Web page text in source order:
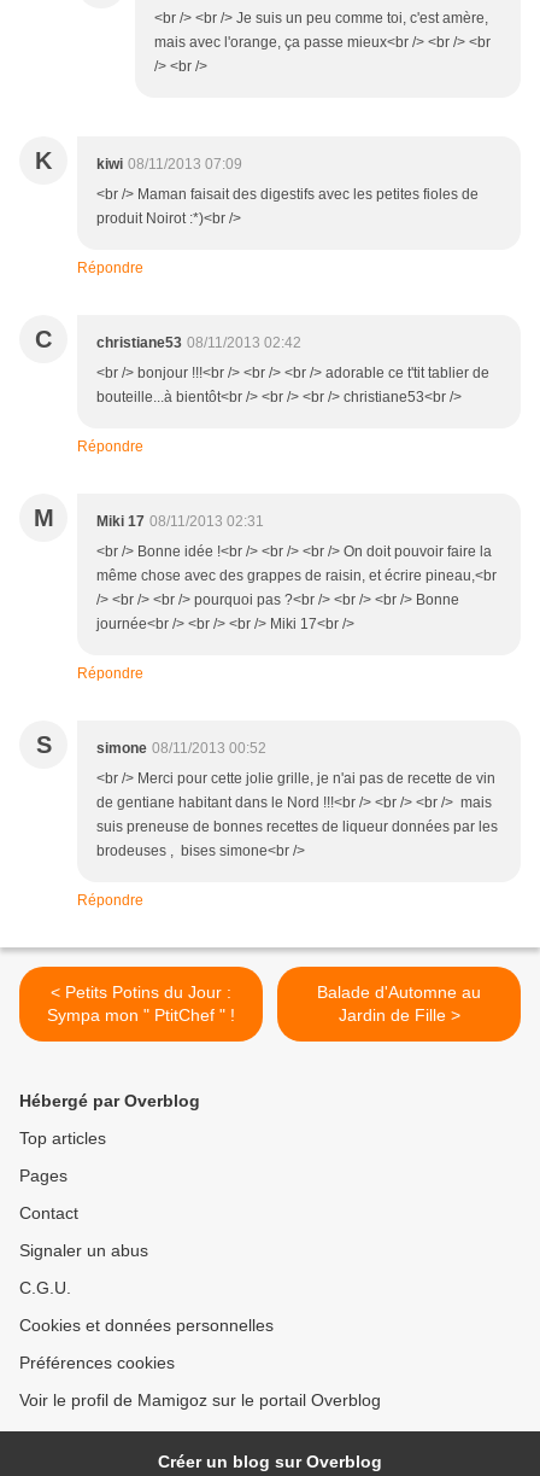
<br /> <br /> Je suis un peu comme toi, c'est amère,
mais avec l'orange, ça passe mieux<br /> <br /> <br
/> <br />
K kiwi 08/11/2013 07:09
<br /> Maman faisait des digestifs avec les petites fioles de
produit Noirot :*)<br />
Répondre
C christiane53 08/11/2013 02:42
<br /> bonjour !!!<br /> <br /> <br /> adorable ce t'tit tablier de
bouteille...à bientôt<br /> <br /> <br /> christiane53<br />
Répondre
M Miki 17 08/11/2013 02:31
<br /> Bonne idée !<br /> <br /> <br /> On doit pouvoir faire la
même chose avec des grappes de raisin, et écrire pineau,<br
/> <br /> <br /> pourquoi pas ?<br /> <br /> <br /> Bonne
journée<br /> <br /> <br /> Miki 17<br />
Répondre
S simone 08/11/2013 00:52
<br /> Merci pour cette jolie grille, je n'ai pas de recette de vin
de gentiane habitant dans le Nord !!!<br /> <br /> <br /> mais
suis preneuse de bonnes recettes de liqueur données par les
brodeuses , bises simone<br />
Répondre
< Petits Potins du Jour :
Sympa mon " PtitChef " !
Balade d'Automne au
Jardin de Fille >
Hébergé par Overblog
Top articles
Pages
Contact
Signaler un abus
C.G.U.
Cookies et données personnelles
Préférences cookies
Voir le profil de Mamigoz sur le portail Overblog
Créer un blog sur Overblog